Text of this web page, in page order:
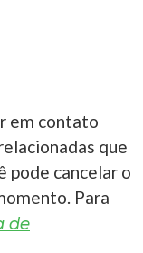
em contato
que
pode cancelar o
Para
de